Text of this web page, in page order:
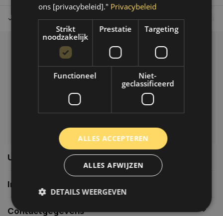
Tot 30 dagen retour sturen. Op werkdagen voor 14.00 uur
Klantenservice
info@autoklusser.nl
Usefull links
Informatie
Contactgegevens
ons [privacybeleid]." Privacybeleid
Strikt
noodzakelijk
Prestatie Targeting
Functioneel
Niet-
geclassificeerd
ALLES ACCEPTEREN
ALLES AFWIJZEN
DETAILS WEERGEVEN